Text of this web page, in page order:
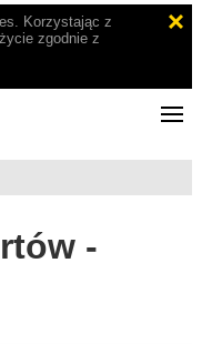
Korzystając z
zgodnie z
-